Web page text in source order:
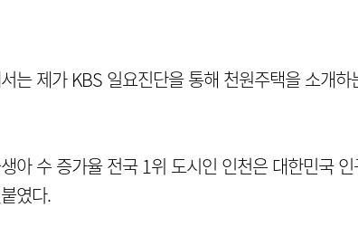
는 제가 KBS 일요진단을 통해 천원주택을 소개
아 수 증가율 전국 1위 도시인 인천은 대한민국
였다.